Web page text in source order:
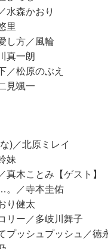
森かおり
里
方／風輪
真一朗
松原のぶえ
見颯一
)／北原ミレイ
妹
木ことみ【ゲスト】
。／寺本圭佑
り健太
リー／多岐川舞子
ッシュプッシュ／徳